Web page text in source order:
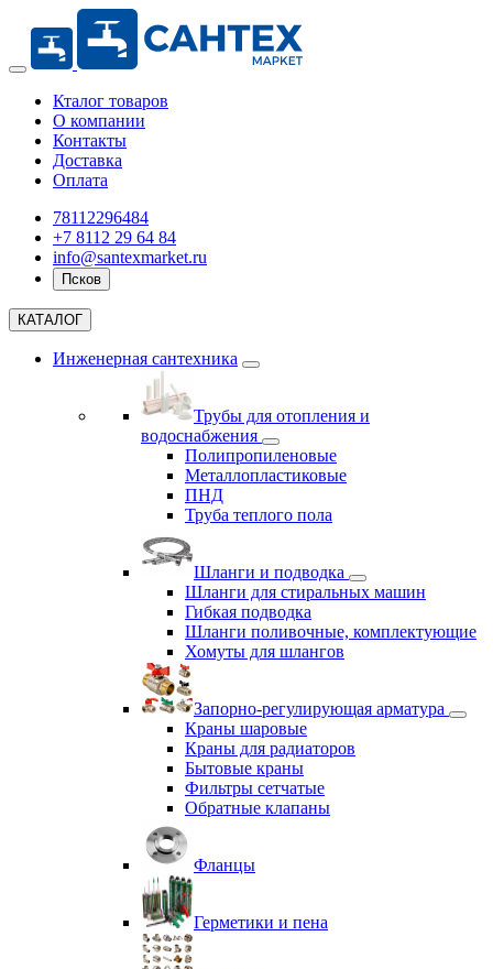
Кталог товаров
О компании
Контакты
Доставка
Оплата
78112296484
+7 8112 29 64 84
info@santexmarket.ru
Псков
КАТАЛОГ
Инженерная сантехника
Трубы для отопления и
водоснабжения
Полипропиленовые
Металлопластиковые
ПНД
Труба теплого пола
Шланги и подводка
Шланги для стиральных машин
Гибкая подводка
Шланги поливочные, комплектующие
Хомуты для шлангов
Запорно-регулирующая арматура
Краны шаровые
Краны для радиаторов
Бытовые краны
Фильтры сетчатые
Обратные клапаны
Фланцы
Герметики и пена